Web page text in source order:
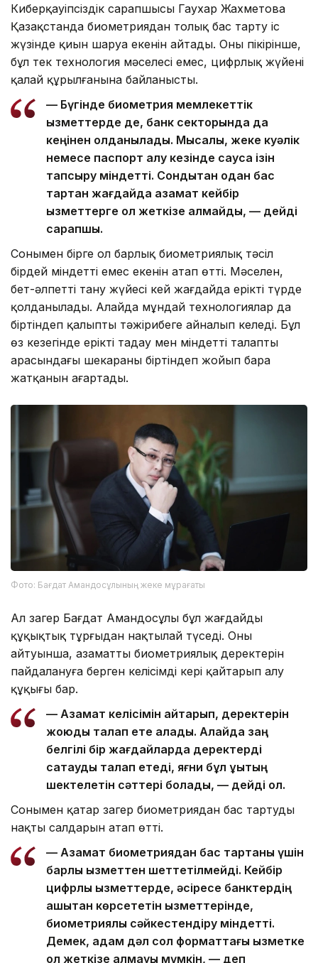
Киберқауіпсіздік сарапшысы Гаухар Жахметова
Қазақстанда биометриядан толық бас тарту іс
жүзінде қиын шаруа екенін айтады. Оның пікірінше,
бұл тек технология мәселесі емес, цифрлық жүйенің
қалай құрылғанына байланысты.
— Бүгінде биометрия мемлекеттік
қызметтерде де, банк секторында да
кеңінен қолданылады. Мысалы, жеке куәлік
немесе паспорт алу кезінде саусақ ізін
тапсыру міндетті. Сондықтан одан бас
тартқан жағдайда азамат кейбір
қызметтерге қол жеткізе алмайды, — дейді
сарапшы.
Сонымен бірге ол барлық биометриялық тәсіл
бірдей міндетті емес екенін атап өтті. Мәселен,
бет-әлпетті тану жүйесі кей жағдайда ерікті түрде
қолданылады. Алайда мұндай технологиялар да
біртіндеп қалыпты тәжірибеге айналып келеді. Бұл
өз кезегінде ерікті таңдау мен міндетті талаптың
арасындағы шекараны біртіндеп жойып бара
жатқанын аңғартады.
Фото: Бағдат Амандосұлының жеке мұрағаты
Ал заңгер Бағдат Амандосұлы бұл жағдайды
құқықтық тұрғыдан нақтылай түседі. Оның
айтуынша, азаматтың биометриялық деректерін
пайдалануға берген келісімді кері қайтарып алу
құқығы бар.
— Азамат келісімін қайтарып, деректерін
жоюды талап ете алады. Алайда заң
белгілі бір жағдайларда деректерді
сақтауды талап етеді, яғни бұл құқықтың
шектелетін сәттері болады, — дейді ол.
Сонымен қатар заңгер биометриядан бас тартудың
нақты салдарын атап өтті.
— Азамат биометриядан бас тартқаны үшін
барлық қызметтен шеттетілмейді. Кейбір
цифрлық қызметтерде, әсіресе банктердің
қашықтан көрсететін қызметтерінде,
биометриялық сәйкестендіру міндетті.
Демек, адам дәл сол форматтағы қызметке
қол жеткізе алмауы мүмкін, — деп